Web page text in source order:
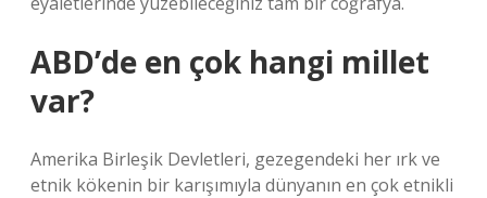
ABD’de en çok hangi millet
var?
Amerika Birleşik Devletleri, gezegendeki her ırk ve
etnik kökenin bir karışımıyla dünyanın en çok etnikli